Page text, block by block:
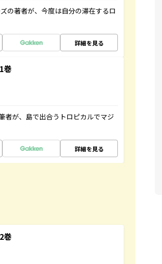
の著者が、今度は自分の滞在するロ
詳細を見る
巻
者が、島で出合うトロピカルでマジ
詳細を見る
巻